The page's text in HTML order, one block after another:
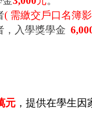
( 需繳交戶口名簿
，入學獎學金
元 ，提供在學生